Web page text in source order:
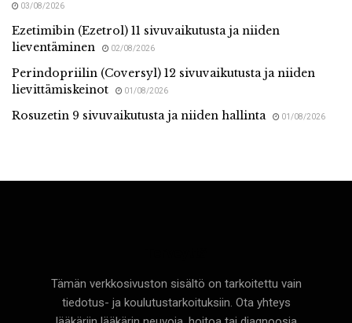
03/08/2026
Ezetimibin (Ezetrol) 11 sivuvaikutusta ja niiden
lieventäminen
02/08/2026
Perindopriilin (Coversyl) 12 sivuvaikutusta ja niiden
lievittämiskeinot
01/08/2026
Rosuzetin 9 sivuvaikutusta ja niiden hallinta 01/08/2026
Tämän verkkosivuston sisältö on tarkoitettu vain
tiedotus- ja koulutustarkoituksiin. Ota yhteys